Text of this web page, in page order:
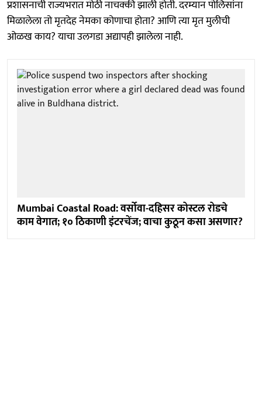
प्रशासनाची राज्यभरात मोठी नाचक्की झाली होती. दरम्यान पोलिसांना
मिळालेला तो मृतदेह नेमका कोणाचा होता? आणि त्या मृत मुलीची
ओळख काय? याचा उलगडा अद्यापही झालेला नाही.
Mumbai Coastal Road: वर्सोवा-दहिसर कोस्टल रोडचे
काम वेगात; १० ठिकाणी इंटरचेंज; वाचा कुठून कसा असणार?